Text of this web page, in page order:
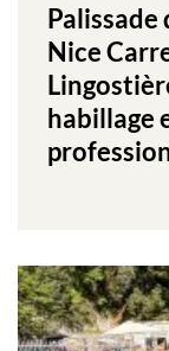
Palissade
Nice
habillage